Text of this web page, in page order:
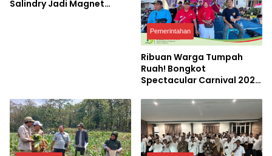
Salindry Jadi Magnet
Pemerintahan
Ribuan Warga Tumpah
Ruah! Bongkot
Spectacular Carnival 2026
Terbesar di Peterongan